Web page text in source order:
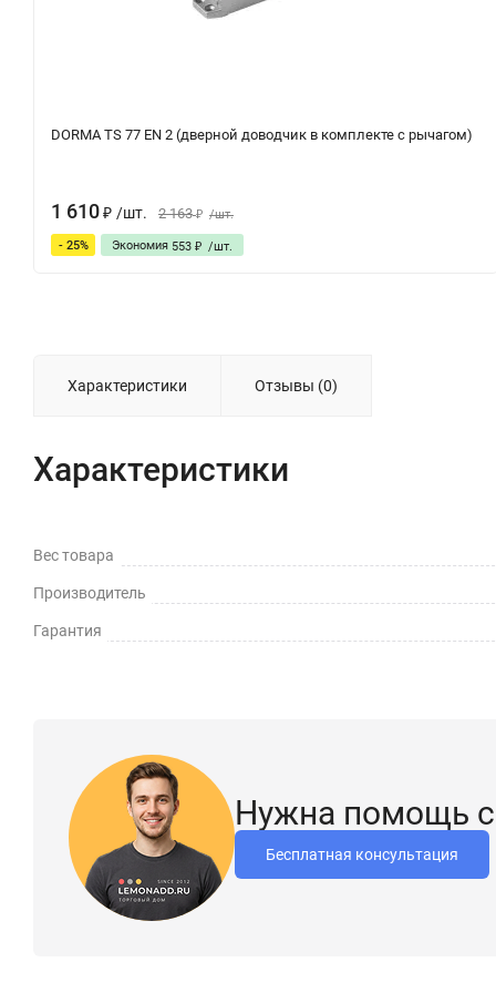
DORMA TS 77 EN 2 (дверной доводчик в комплекте с рычагом)
1 610 ₽ /шт. 2 163 ₽ /шт.
- 25% Экономия 553 ₽ /шт.
Характеристики Отзывы (0)
Характеристики
Вес товара
Производитель
Гарантия
Нужна помощь
Бесплатная консультация